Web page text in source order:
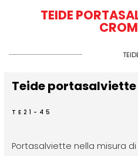
TEIDE
Teide
TE21-45
Portasalviette nella misura